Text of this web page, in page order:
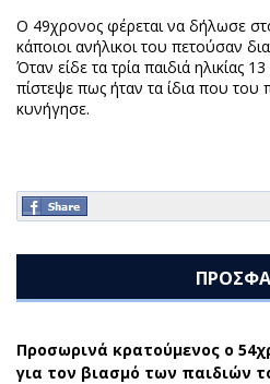
Ο 49χρονος φέρεται να δήλωσε
κάποιοι ανήλικοι του πετούσαν
Όταν είδε τα τρία παιδιά ηλικίας
πίστεψε πως ήταν τα ίδια που του
κυνήγησε.
Προσωρινά κρατούμενος ο
για τον βιασμό των παιδιών